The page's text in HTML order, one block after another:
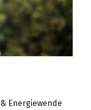
Energiewende